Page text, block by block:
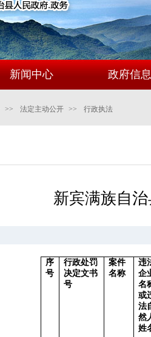
新闻中心 政府信
>> 法定主动公开 >> 行政执法
新宾满族自
序
号
行政处罚
决定文书
号
案件
名称
违
企
名
或
法
然
姓